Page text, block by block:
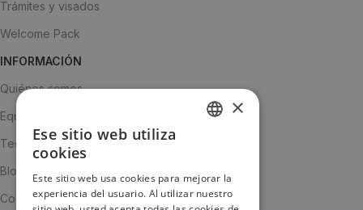
Trámites y visados
Welcome Pack
INFORMACIÓN
Quiénes somos
Equipo
Testimonios
Blog
Contacto
JA
×
Ese sitio web utiliza
cookies
Este sitio web usa cookies para mejorar la
experiencia del usuario. Al utilizar nuestro